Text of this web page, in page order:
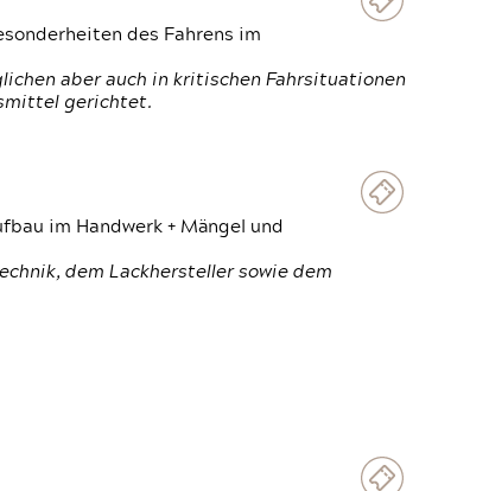
des Fahrens im
aber auch in kritischen Fahrsituationen
gerichtet.
im Handwerk + Mängel und
dem Lackhersteller sowie dem